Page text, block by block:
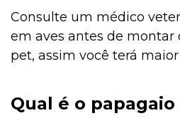
Consulte um médico
em aves antes de montar
pet, assim você terá
Qual é o